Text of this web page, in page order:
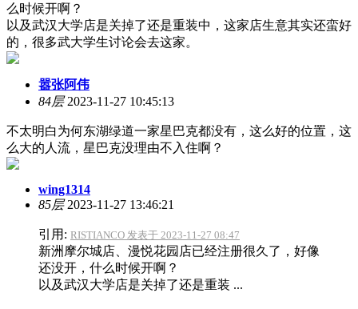
么时候开啊？
以及武汉大学店是关掉了还是重装中，这家店生意其实还蛮好
的，很多武大学生讨论会去这家。
嚣张阿伟
84层2023-11-27 10:45:13
不太明白为何东湖绿道一家星巴克都没有，这么好的位置，这
么大的人流，星巴克没理由不入住啊？
wing1314
85层2023-11-27 13:46:21
引用: RISTIANCO 发表于 2023-11-27 08:47
新洲摩尔城店、漫悦花园店已经注册很久了，好像
还没开，什么时候开啊？
以及武汉大学店是关掉了还是重装 ...